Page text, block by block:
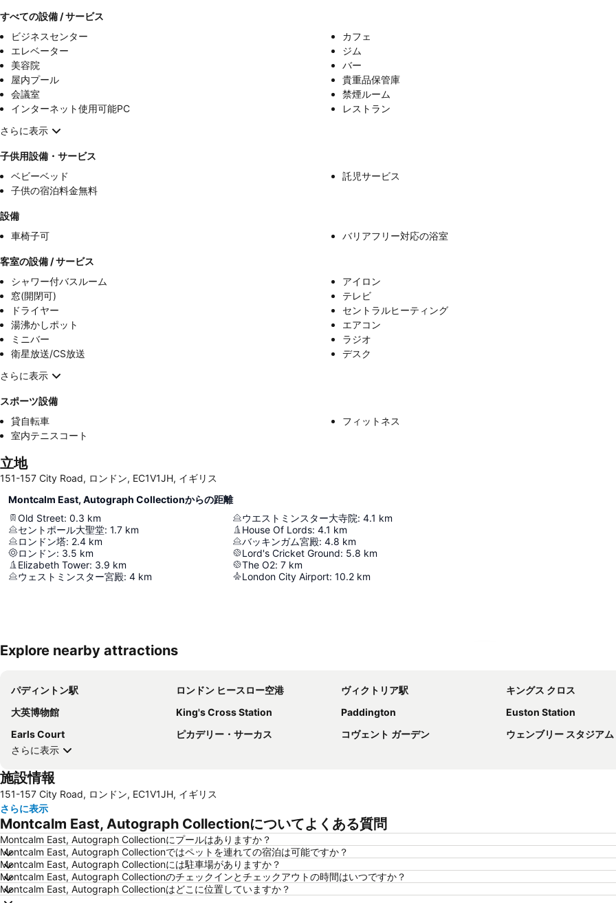
すべての設備 / サービス
ビジネスセンター
カフェ
エレベーター
ジム
美容院
バー
屋内プール
貴重品保管庫
会議室
禁煙ルーム
インターネット使用可能PC
レストラン
さらに表示
子供用設備・サービス
ベビーベッド
託児サービス
子供の宿泊料金無料
設備
車椅子可
バリアフリー対応の浴室
客室の設備 / サービス
シャワー付バスルーム
アイロン
窓(開閉可)
テレビ
ドライヤー
セントラルヒーティング
湯沸かしポット
エアコン
ミニバー
ラジオ
衛星放送/CS放送
デスク
さらに表示
スポーツ設備
貸自転車
フィットネス
室内テニスコート
立地
151-157 City Road, ロンドン, EC1V1JH, イギリス
Montcalm East, Autograph Collectionからの距離
Old Street: 0.3 km
セントポール大聖堂: 1.7 km
ロンドン塔: 2.4 km
ロンドン: 3.5 km
Elizabeth Tower: 3.9 km
ウェストミンスター宮殿: 4 km
ウエストミンスター大寺院: 4.1 km
House Of Lords: 4.1 km
バッキンガム宮殿: 4.8 km
Lord's Cricket Ground: 5.8 km
The O2: 7 km
London City Airport: 10.2 km
Explore nearby attractions
パディントン駅 ロンドン ヒースロー空港 ヴィクトリア駅
キングス クロス
大英博物館
King's Cross Station Paddington
Euston Station
Earls Court
ピカデリー・サーカス コヴェント ガーデン
ウェンブリー スタジアム
さらに表示
施設情報
151-157 City Road, ロンドン, EC1V1JH, イギリス
さらに表示
Montcalm East, Autograph Collectionについてよくある質問
Montcalm East, Autograph Collectionにプールはありますか？
Montcalm East, Autograph Collectionではペットを連れての宿泊は可能ですか？
Montcalm East, Autograph Collectionには駐車場がありますか？
Montcalm East, Autograph Collectionのチェックインとチェックアウトの時間はいつですか？
Montcalm East, Autograph Collectionはどこに位置していますか？